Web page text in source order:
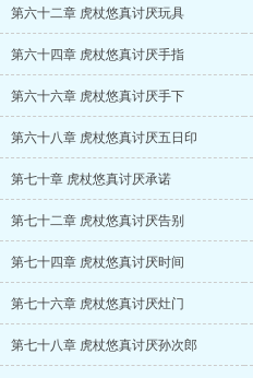
第六十二章 虎杖悠真讨厌玩具
第六十四章 虎杖悠真讨厌手指
第六十六章 虎杖悠真讨厌手下
第六十八章 虎杖悠真讨厌五日印
第七十章 虎杖悠真讨厌承诺
第七十二章 虎杖悠真讨厌告别
第七十四章 虎杖悠真讨厌时间
第七十六章 虎杖悠真讨厌灶门
第七十八章 虎杖悠真讨厌孙次郎